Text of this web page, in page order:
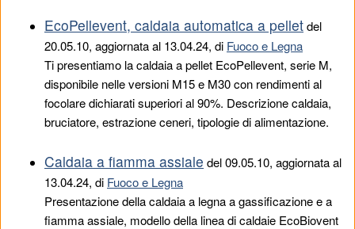
EcoPellevent, caldaia automatica a pelletdel
20.05.10, aggiornata al 13.04.24, di Fuoco e Legna
Ti presentiamo la caldaia a pellet EcoPellevent, serie M,
disponibile nelle versioni M15 e M30 con rendimenti al
focolare dichiarati superiori al 90%. Descrizione caldaia,
bruciatore, estrazione ceneri, tipologie di alimentazione.
Caldaia a fiamma assiale del09.05.10, aggiornata al
13.04.24, di Fuoco e Legna
Presentazione della caldaia a legna a gassificazione e a
fiamma assiale, modello della linea di caldaie EcoBiovent